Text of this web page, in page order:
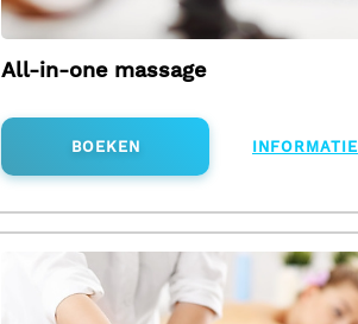
All-in-one massage
BOEKEN INFORMATIE